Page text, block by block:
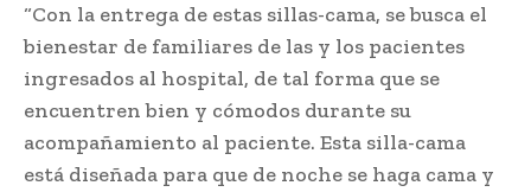
“Con la entrega de estas sillas-cama, se busca el
bienestar de familiares de las y los pacientes
ingresados al hospital, de tal forma que se
encuentren bien y cómodos durante su
acompañamiento al paciente. Esta silla-cama
está diseñada para que de noche se haga cama y